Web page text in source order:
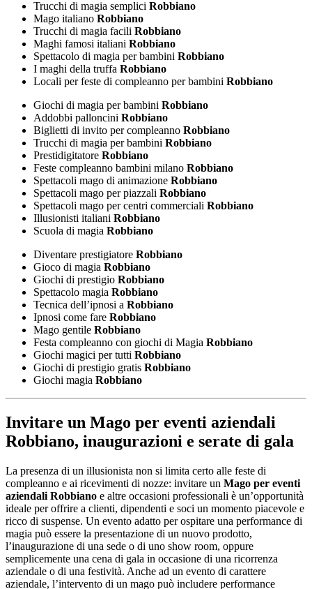
Trucchi di magia semplici Robbiano
Mago italiano Robbiano
Trucchi di magia facili Robbiano
Maghi famosi italiani Robbiano
Spettacolo di magia per bambini Robbiano
I maghi della truffa Robbiano
Locali per feste di compleanno per bambini Robbiano
Giochi di magia per bambini Robbiano
Addobbi palloncini Robbiano
Biglietti di invito per compleanno Robbiano
Trucchi di magia per bambini Robbiano
Prestidigitatore Robbiano
Feste compleanno bambini milano Robbiano
Spettacoli mago di animazione Robbiano
Spettacoli mago per piazzali Robbiano
Spettacoli mago per centri commerciali Robbiano
Illusionisti italiani Robbiano
Scuola di magia Robbiano
Diventare prestigiatore Robbiano
Gioco di magia Robbiano
Giochi di prestigio Robbiano
Spettacolo magia Robbiano
Tecnica dell’ipnosi a Robbiano
Ipnosi come fare Robbiano
Mago gentile Robbiano
Festa compleanno con giochi di Magia Robbiano
Giochi magici per tutti Robbiano
Giochi di prestigio gratis Robbiano
Giochi magia Robbiano
Invitare un Mago per eventi aziendali
Robbiano, inaugurazioni e serate di gala
La presenza di un illusionista non si limita certo alle feste di
compleanno e ai ricevimenti di nozze: invitare un Mago per eventi
aziendali Robbiano e altre occasioni professionali è un’opportunità
ideale per offrire a clienti, dipendenti e soci un momento piacevole e
ricco di suspense. Un evento adatto per ospitare una performance di
magia può essere la presentazione di un nuovo prodotto,
l’inaugurazione di una sede o di uno show room, oppure
semplicemente una cena di gala in occasione di una ricorrenza
aziendale o di una festività. Anche ad un evento di carattere
aziendale, l’intervento di un mago può includere performance